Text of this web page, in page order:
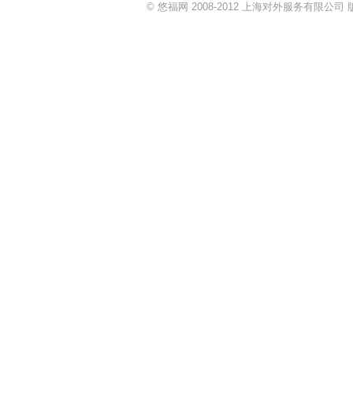
© 悠福网 2008-2012 上海对外服务有限公司